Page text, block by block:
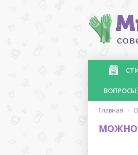
ВОПРОСЫ
главная ·
МОЖНО